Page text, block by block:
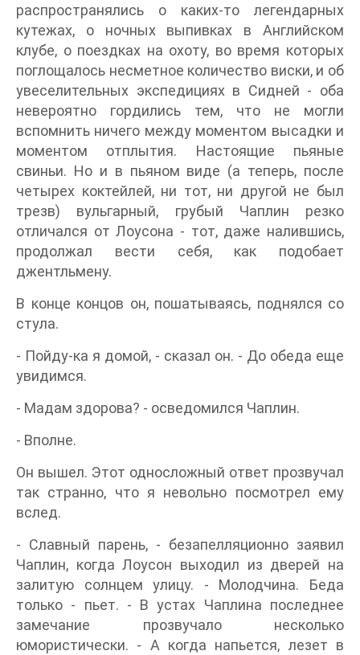
распространялись о каких-то легендарных
кутежах, о ночных выпивках в Английском
клубе, о поездках на охоту, во время которых
поглощалось несметное количество виски, и об
увеселительных экспедициях в Сидней - оба
невероятно гордились тем, что не могли
вспомнить ничего между моментом высадки и
моментом отплытия. Настоящие пьяные
свиньи. Но и в пьяном виде (а теперь, после
четырех коктейлей, ни тот, ни другой не был
трезв) вульгарный, грубый Чаплин резко
отличался от Лоусона - тот, даже налившись,
продолжал вести себя, как подобает
джентльмену.
В конце концов он, пошатываясь, поднялся со
стула.
- Пойду-ка я домой, - сказал он. - До обеда еще
увидимся.
- Мадам здорова? - осведомился Чаплин.
- Вполне.
Он вышел. Этот односложный ответ прозвучал
так странно, что я невольно посмотрел ему
вслед.
- Славный парень, - безапелляционно заявил
Чаплин, когда Лоусон выходил из дверей на
залитую солнцем улицу. - Молодчина. Беда
только - пьет. - В устах Чаплина последнее
замечание прозвучало несколько
юмористически. - А когда напьется, лезет в